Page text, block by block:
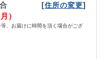
[住所の変更]
）
、お届けに時間を頂く場合がござ